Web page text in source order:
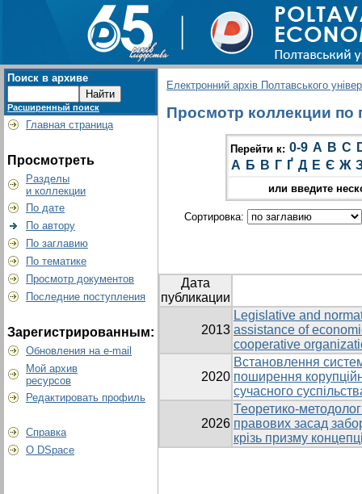
Поиск в архиве
Расширенный поиск
Главная страница
Просмотреть
Разделы
и коллекции
По дате
По автору
По заглавию
По тематике
Просмотр документов
Последние поступления
Зарегистрированным:
Обновления на e-mail
Мой архив
ресурсов
Редактировать профиль
Справка
О DSpace
Електронний архів Полтавського
Просмотр коллекции по
Перейти к: 0-9 A B C
А Б В Г Ґ Д Е Є Ж
или введите
Сортировка:
Дата
публикации
2013
Legislative and
assistance of
cooperative
2020
Встановлення
поширення
сучасного
2026
Теоретико-
правових засад
крізь призму